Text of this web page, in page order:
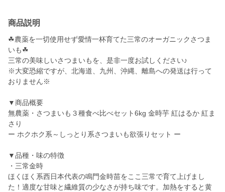
商品説明
☘農薬を一切使用せず愛情一杯育てた三常のオーガニックさつま
いも☘
三常の美味しいさつまいもを、是非一度お試しください♪
※大変恐縮ですが、北海道、九州、沖縄、離島への発送は行って
おりません※
▼商品概要
無農薬・さつまいも３種食べ比べセット6kg 金時芋 紅はるか 紅ま
さり
ー ホクホク系～しっとり系さつまいも欲張りセット ー
▼品種・味の特徴
・三常金時
ほくほく系西日本代表の鳴門金時苗をここ三常で育て上げまし
た！適度な甘味と繊維質の少なさが持ち味です。加熱をすると黄